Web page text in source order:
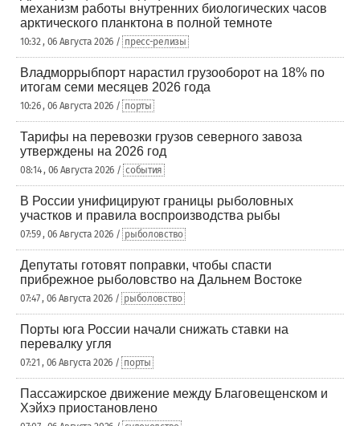
механизм работы внутренних биологических часов
арктического планктона в полной темноте
10:32 , 06 Августа 2026 / пресс-релизы
Владморрыбпорт нарастил грузооборот на 18% по
итогам семи месяцев 2026 года
10:26 , 06 Августа 2026 / порты
Тарифы на перевозки грузов северного завоза
утверждены на 2026 год
08:14 , 06 Августа 2026 / события
В России унифицируют границы рыболовных
участков и правила воспроизводства рыбы
07:59 , 06 Августа 2026 / рыболовство
Депутаты готовят поправки, чтобы спасти
прибрежное рыболовство на Дальнем Востоке
07:47 , 06 Августа 2026 / рыболовство
Порты юга России начали снижать ставки на
перевалку угля
07:21 , 06 Августа 2026 / порты
Пассажирское движение между Благовещенском и
Хэйхэ приостановлено